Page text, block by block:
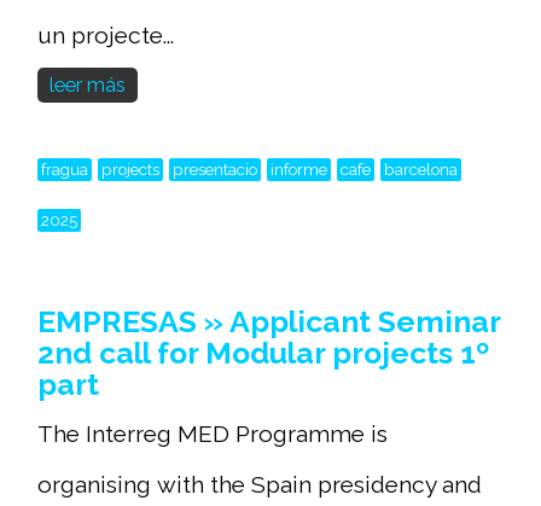
un projecte...
leer más
fragua projects presentacio informe cafe barcelona
2025
EMPRESAS » Applicant Seminar
2nd call for Modular projects 1º
part
The Interreg MED Programme is
organising with the Spain presidency and